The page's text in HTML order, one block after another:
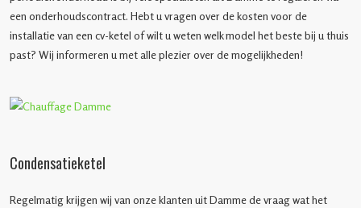
een onderhoudscontract. Hebt u vragen over de kosten voor de
installatie van een cv-ketel of wilt u weten welk model het beste bij u thuis
past? Wij informeren u met alle plezier over de mogelijkheden!
Condensatieketel
Regelmatig krijgen wij van onze klanten uit Damme de vraag wat het